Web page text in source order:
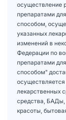
осуществление
препаратами
способом,
указанных
изменений в
Федерации по
препаратами
способом"
лекарственных
средства, БАДы,
красоты,